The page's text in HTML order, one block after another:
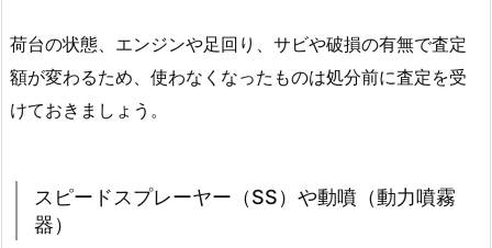
荷台の状態、エンジンや足回り、サビや破損の有無で査定
額が変わるため、使わなくなったものは処分前に査定を受
けておきましょう。
スピードスプレーヤー（SS）や動噴（動力噴霧
器）